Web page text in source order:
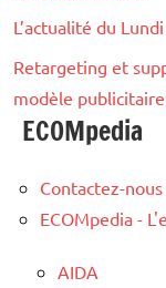
L’actualité du
Retargeting et
modèle
ECOMpedia
Contactez-nous
ECOMpedia -
AIDA